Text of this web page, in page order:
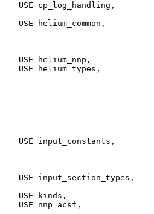
USE cp_log_handling,
USE helium_common,
USE helium_nnp,
USE helium_types,
USE input_constants,
USE input_section_types,
USE kinds,
USE nnp_acsf,